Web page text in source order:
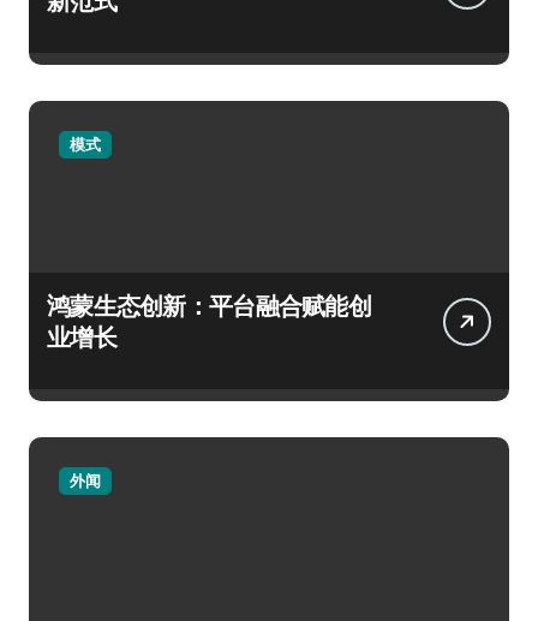
模式
鸿蒙生态创新：平台融合赋能创
业增长
外闻